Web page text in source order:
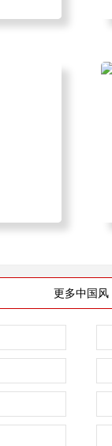
更多中国风